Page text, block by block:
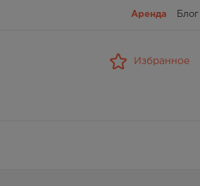
Аренда Блог
Избранное